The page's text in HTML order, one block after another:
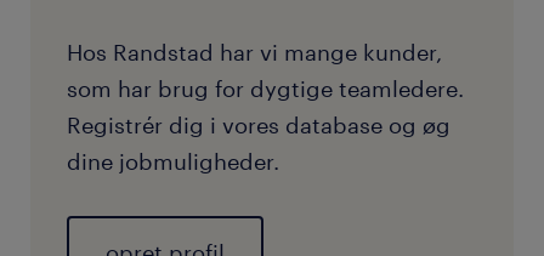
Hos Randstad har vi mange kunder,
som har brug for dygtige teamledere.
Registrér dig i vores database og øg
dine jobmuligheder.